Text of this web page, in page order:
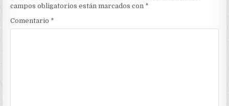
campos obligatorios están marcados con *
Comentario *